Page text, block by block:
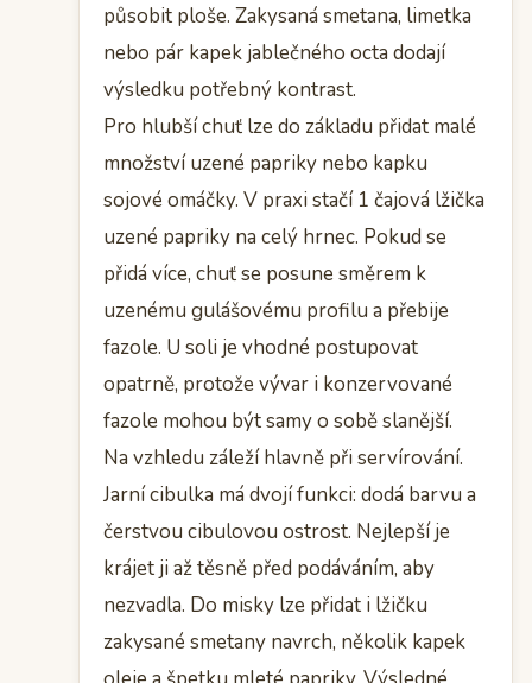
působit ploše. Zakysaná smetana, limetka
nebo pár kapek jablečného octa dodají
výsledku potřebný kontrast.
Pro hlubší chuť lze do základu přidat malé
množství uzené papriky nebo kapku
sojové omáčky. V praxi stačí 1 čajová lžička
uzené papriky na celý hrnec. Pokud se
přidá více, chuť se posune směrem k
uzenému gulášovému profilu a přebije
fazole. U soli je vhodné postupovat
opatrně, protože vývar i konzervované
fazole mohou být samy o sobě slanější.
Na vzhledu záleží hlavně při servírování.
Jarní cibulka má dvojí funkci: dodá barvu a
čerstvou cibulovou ostrost. Nejlepší je
krájet ji až těsně před podáváním, aby
nezvadla. Do misky lze přidat i lžičku
zakysané smetany navrch, několik kapek